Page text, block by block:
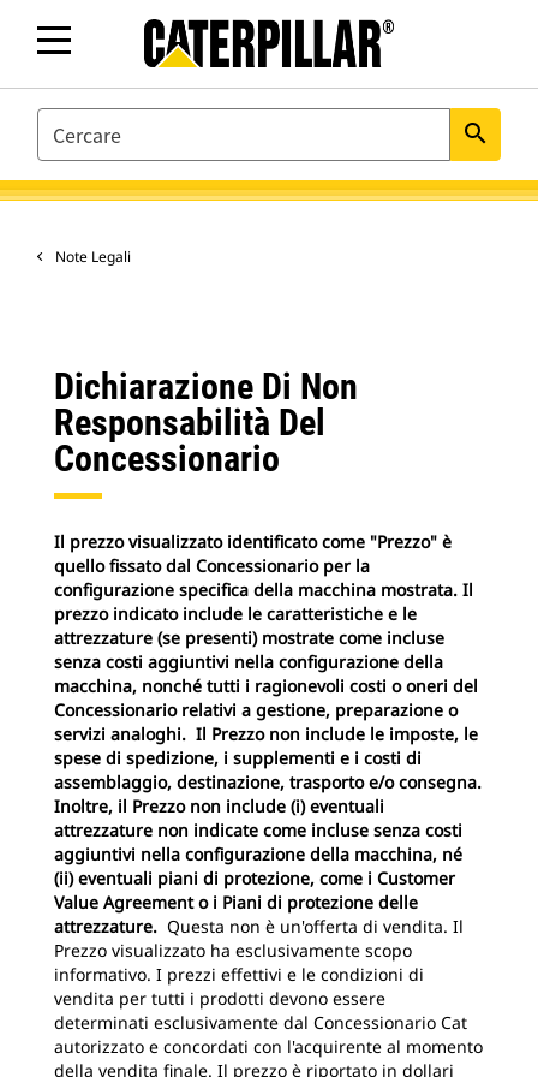
SEARCH search
Note Legali
Dichiarazione Di Non
Responsabilità Del
Concessionario
Il prezzo visualizzato identificato come "Prezzo" è
quello fissato dal Concessionario per la
configurazione specifica della macchina mostrata. Il
prezzo indicato include le caratteristiche e le
attrezzature (se presenti) mostrate come incluse
senza costi aggiuntivi nella configurazione della
macchina, nonché tutti i ragionevoli costi o oneri del
Concessionario relativi a gestione, preparazione o
servizi analoghi. Il Prezzo non include le imposte, le
spese di spedizione, i supplementi e i costi di
assemblaggio, destinazione, trasporto e/o consegna.
Inoltre, il Prezzo non include (i) eventuali
attrezzature non indicate come incluse senza costi
aggiuntivi nella configurazione della macchina, né
(ii) eventuali piani di protezione, come i Customer
Value Agreement o i Piani di protezione delle
attrezzature. Questa non è un'offerta di vendita. Il
Prezzo visualizzato ha esclusivamente scopo
informativo. I prezzi effettivi e le condizioni di
vendita per tutti i prodotti devono essere
determinati esclusivamente dal Concessionario Cat
autorizzato e concordati con l'acquirente al momento
della vendita finale. Il prezzo è riportato in dollari